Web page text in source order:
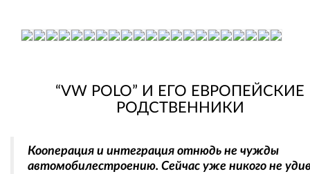
“VW POLO” И ЕГО ЕВРОПЕЙСКИЕ
РОДСТВЕННИКИ
Кооперация и интеграция отнюдь не чужды
автомобилестроению. Сейчас уже никого не